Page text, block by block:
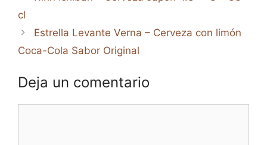
cl
Estrella Levante Verna – Cerveza con limón
Coca-Cola Sabor Original
Deja un comentario